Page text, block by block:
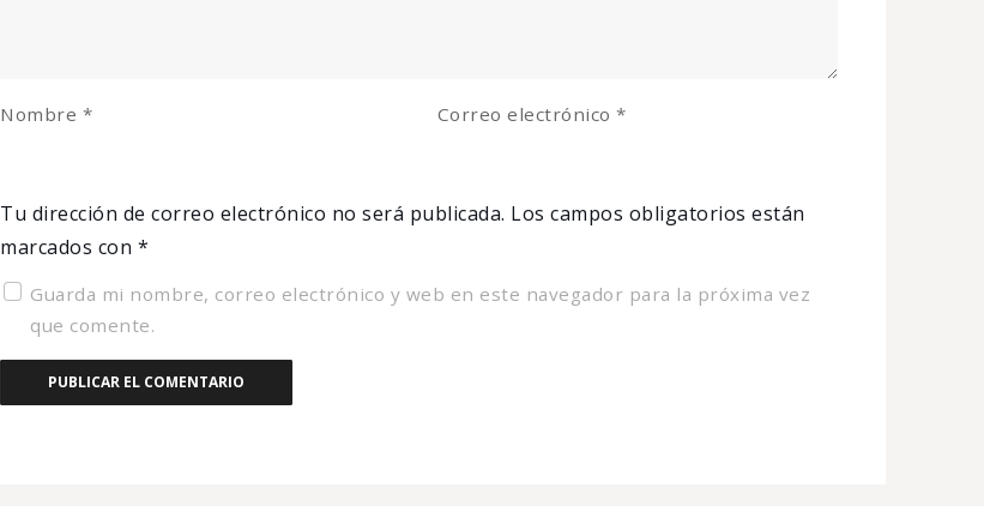
Tu dirección de correo electrónico no será publicada. Los campos obligatorios están
marcados con *
Nombre * Correo electrónico*
Guarda mi nombre, correo electrónico y web en este navegador para la próxima vez
que comente.